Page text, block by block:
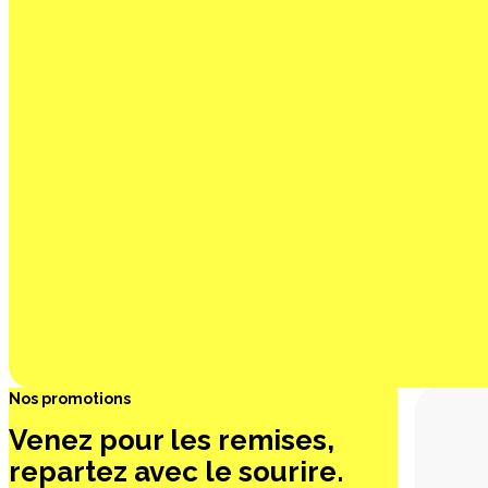
Nos promotions
Venez pour les remises,
repartez avec le sourire.